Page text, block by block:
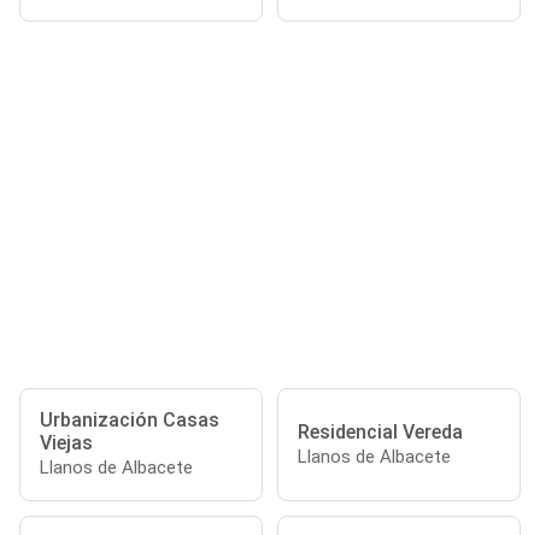
Urbanización Casas
Viejas
Llanos de Albacete
Residencial Vereda
Llanos de Albacete